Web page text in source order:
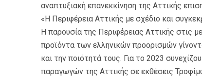
αναπτυξιακή επανεκκίνηση της Αττικής
«Η Περιφέρεια Αττικής με σχέδιο και
Η παρουσία της Περιφέρειας Αττικής στις
προϊόντα των ελληνικών προορισμών
και την ποιότητά τους. Για το 2023
παραγωγών της Αττικής σε εκθέσεις